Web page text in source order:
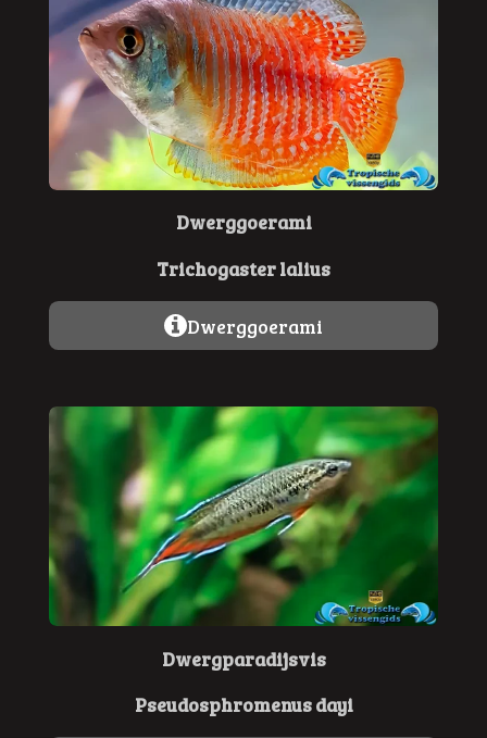
Dwerggoerami
Trichogaster lalius
Dwerggoerami
Dwergparadijsvis
Pseudosphromenus dayi